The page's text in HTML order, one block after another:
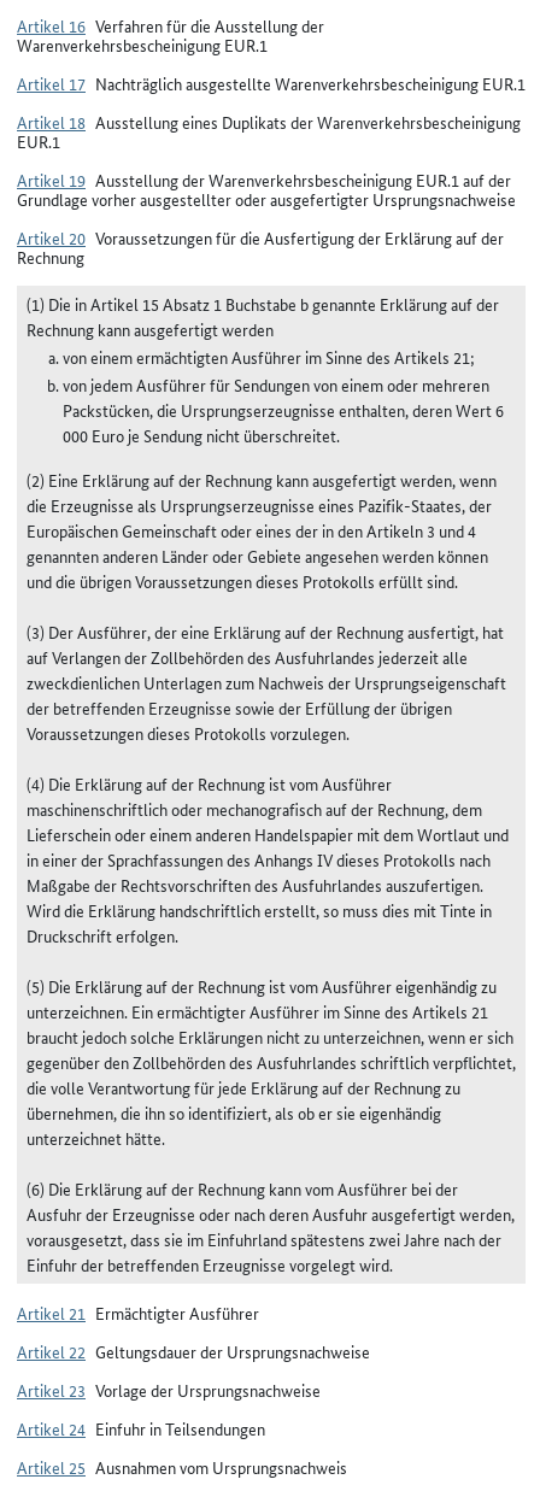
Artikel 16 Verfahren für die Ausstellung der
Warenverkehrsbescheinigung EUR.1
Artikel 17 Nachträglich ausgestellte Warenverkehrsbescheinigung EUR.1
Artikel 18 Ausstellung eines Duplikats der Warenverkehrsbescheinigung
EUR.1
Artikel 19 Ausstellung der Warenverkehrsbescheinigung EUR.1 auf der
Grundlage vorher ausgestellter oder ausgefertigter Ursprungsnachweise
Artikel 20 Voraussetzungen für die Ausfertigung der Erklärung auf der
Rechnung
(1) Die in Artikel 15 Absatz 1 Buchstabe b genannte Erklärung auf der
Rechnung kann ausgefertigt werden
von einem ermächtigten Ausführer im Sinne des Artikels 21;
von jedem Ausführer für Sendungen von einem oder mehreren
Packstücken, die Ursprungserzeugnisse enthalten, deren Wert 6
000 Euro je Sendung nicht überschreitet.
(2) Eine Erklärung auf der Rechnung kann ausgefertigt werden, wenn
die Erzeugnisse als Ursprungserzeugnisse eines Pazifik-Staates, der
Europäischen Gemeinschaft oder eines der in den Artikeln 3 und 4
genannten anderen Länder oder Gebiete angesehen werden können
und die übrigen Voraussetzungen dieses Protokolls erfüllt sind.
(3) Der Ausführer, der eine Erklärung auf der Rechnung ausfertigt, hat
auf Verlangen der Zollbehörden des Ausfuhrlandes jederzeit alle
zweckdienlichen Unterlagen zum Nachweis der Ursprungseigenschaft
der betreffenden Erzeugnisse sowie der Erfüllung der übrigen
Voraussetzungen dieses Protokolls vorzulegen.
(4) Die Erklärung auf der Rechnung ist vom Ausführer
maschinenschriftlich oder mechanografisch auf der Rechnung, dem
Lieferschein oder einem anderen Handelspapier mit dem Wortlaut und
in einer der Sprachfassungen des Anhangs IV dieses Protokolls nach
Maßgabe der Rechtsvorschriften des Ausfuhrlandes auszufertigen.
Wird die Erklärung handschriftlich erstellt, so muss dies mit Tinte in
Druckschrift erfolgen.
(5) Die Erklärung auf der Rechnung ist vom Ausführer eigenhändig zu
unterzeichnen. Ein ermächtigter Ausführer im Sinne des Artikels 21
braucht jedoch solche Erklärungen nicht zu unterzeichnen, wenn er sich
gegenüber den Zollbehörden des Ausfuhrlandes schriftlich verpflichtet,
die volle Verantwortung für jede Erklärung auf der Rechnung zu
übernehmen, die ihn so identifiziert, als ob er sie eigenhändig
unterzeichnet hätte.
(6) Die Erklärung auf der Rechnung kann vom Ausführer bei der
Ausfuhr der Erzeugnisse oder nach deren Ausfuhr ausgefertigt werden,
vorausgesetzt, dass sie im Einfuhrland spätestens zwei Jahre nach der
Einfuhr der betreffenden Erzeugnisse vorgelegt wird.
Artikel 21 Ermächtigter Ausführer
Artikel 22 Geltungsdauer der Ursprungsnachweise
Artikel 23 Vorlage der Ursprungsnachweise
Artikel 24 Einfuhr in Teilsendungen
Artikel 25 Ausnahmen vom Ursprungsnachweis